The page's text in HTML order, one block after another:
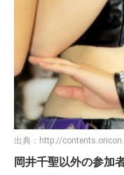
出典： http://
岡井千聖以外の参加